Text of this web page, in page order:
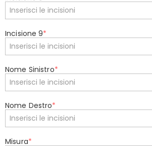
Incisione 9*
Nome Sinistro*
Nome Destro*
Misura*